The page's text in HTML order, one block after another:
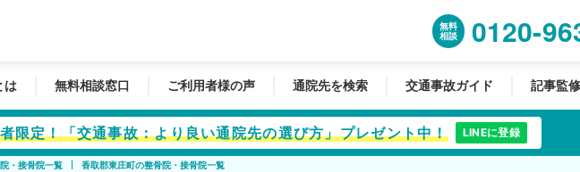
無料
相談
0120-
は 無料相談窓口 ご利用者様の声 通院先を検索 交通事故ガイド 記事監
限定！「交通事故：より良い通院先の選び方」プレゼント中！ LINEに登録
・接骨院一覧 香取郡東庄町の整骨院・接骨院一覧